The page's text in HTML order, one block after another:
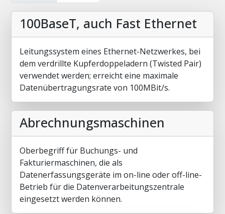
100BaseT, auch Fast Ethernet
Leitungssystem eines Ethernet-Netzwerkes, bei
dem verdrillte Kupferdoppeladern (Twisted Pair)
verwendet werden; erreicht eine maximale
Datenübertragungsrate von 100MBit/s.
Abrechnungsmaschinen
Oberbegriff für Buchungs- und
Fakturiermaschinen, die als
Datenerfassungsgeräte im on-line oder off-line-
Betrieb für die Datenverarbeitungszentrale
eingesetzt werden können.